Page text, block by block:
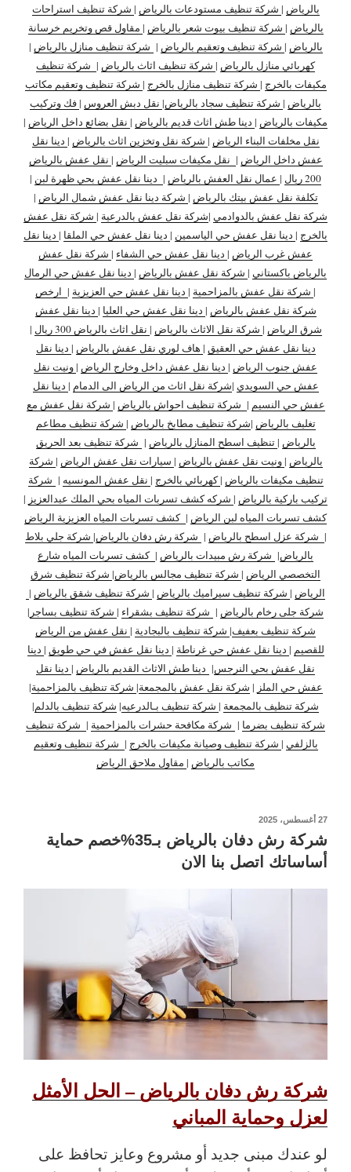
بالرياض | شركة تنظيف مستودعات بالرياض | شركة تنظيف استراحات
بالرياض | شركة تنظيف بيوت شعر بالرياض | مقاول قص وتخريم خرسانة
بالرياض | شركة تنظيف وتعقيم بالرياض | شركة تنظيف منازل بالرياض |
كهربائي منازل بالرياض | شركة تنظيف اثاث بالرياض | شركة تنظيف
مكيفات بالخرج | شركة تنظيف منازل بالخرج | شركة تنظيف وتعقيم مكاتب
بالرياض | شركة تنظيف سجاد بالرياض| نقل دبش العروس | فك وتركيب
مكيفات بالرياض | دينا طش اثاث قديم بالرياض | نقل بضائع داخل الرياض |
نقل مخلفات البناء الرياض | شركة نقل وتخزين اثاث بالرياض | دينا نقل
عفش داخل الرياض | نقل مكيفات سبليت الرياض | نقل عفش بالرياض
200 ريال
| عمال نقل العفش بالرياض | دينا نقل عفش بحي ظهرة لبن |
تكلفة نقل عفش بيتك بالرياض | شركة دينا نقل عفش شمال الرياض |
شركة نقل عفش بالدوادمي |شركة نقل عفش بالدرعية | شركة نقل عفش
بالخرج | دينا نقل عفش حي الياسمين | دينا نقل عفش حي الملقا | دينا نقل
عفش غرب الرياض | دينا نقل عفش حي الشفاء | شركة نقل عفش
بالرياض باكستاني | شركة نقل عفش بالرياض | دينا نقل عفش حي الرمال
| شركة نقل عفش بالمزاحمية | دينا نقل عفش حي العزيزية | ارخص
شركة نقل عفش بالرياض | دينا نقل عفش حي العليا | دينا نقل عفش
شرق الرياض | شركة نقل الاثاث بالرياض | نقل اثاث بالرياض 300 ريال
|
دينا نقل عفش حي العقيق | هاف لوري نقل عفش بالرياض | دينا نقل
عفش جنوب الرياض | دينا نقل عفش داخل وخارج الرياض | ونيت نقل
عفش حي السويدي |شركة نقل اثاث من الرياض الى الدمام | دينا نقل
عفش حي النسيم | شركة تنظيف احواش بالرياض | شركة نقل عفش مع
تغليف بالرياض |شركة تنظيف مطابخ بالرياض | شركة تنظيف مطاعم
بالرياض | تنظيف اسطح المنازل بالرياض | شركة تنظيف بعد الحريق
بالرياض | ونيت نقل عفش بالرياض | سيارات نقل عفش الرياض | شركة
تنظيف مكيفات بالرياض |كهربائي بالخرج | نقل عفش المونسيه | شركة
تركيب باركية بالرياض | شركه كشف تسربات المياه بحي الملك عبدالعزيز |
كشف تسربات المياه لبن الرياض | كشف تسربات المياه العزيزية الرياض
| شركة عزل اسطح بالرياض | شركة رش دفان بالرياض| شركة جلي بلاط
بالرياض| شركة رش مبيدات بالرياض | كشف تسربات المياه شارع
التخصصي الرياض | شركة تنظيف مجالس بالرياض| شركة تنظيف شرق
الرياض | شركة تنظيف سيراميك بالرياض | شركة تنظيف شقق بالرياض |
شركة جلى رخام بالرياض | شركة تنظيف بشقراء | شركة تنظيف بساجر |
شركة تنظيف بعفيف| شركة تنظيف بالبجادية | نقل عفش من الرياض
للقصيم | دينا نقل عفش حي غرناطة | دينا نقل عفش في حي طويق | دينا
نقل عفش بحي النرجس| دينا طش الاثاث القديم بالرياض | دينا نقل
عفش حي الملز | شركة نقل عفش بالمجمعة| شركة تنظيف بالمزاحمية|
شركة تنظيف بالمجمعة | شركة تنظيف بـالدرعيه| شركة تنظيف بالدلم|
شركة تنظيف بضرما | شركة مكافحة حشرات بالمزاحمية | شركة تنظيف
بالزلفي | شركة تنظيف وصيانة مكيفات بالخرج | شركة تنظيف وتعقيم
مكاتب بالرياض | مقاول ملاحق الرياض
نُشر
في
27 أغسطس، 2025
شركة رش دفان بالرياض بـ35%خصم حماية
أساساتك اتصل بنا الان
شركة رش دفان بالرياض – الحل الأمثل
لعزل وحماية المباني
لو عندك مبنى جديد أو مشروع وعايز تحافظ على